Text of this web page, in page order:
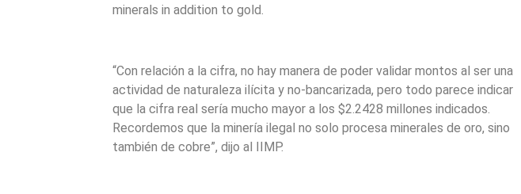
minerals in addition to gold.
“Con relación a la cifra, no hay manera de poder validar montos al ser una
actividad de naturaleza ilícita y no-bancarizada, pero todo parece indicar
que la cifra real sería mucho mayor a los $2.2428 millones indicados.
Recordemos que la minería ilegal no solo procesa minerales de oro, sino
también de cobre”, dijo al IIMP.